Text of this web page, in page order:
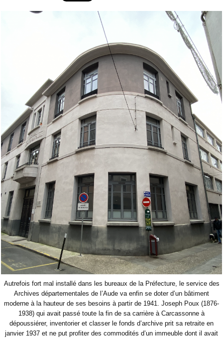
Autrefois fort mal installé dans les bureaux de la Préfecture, le service des
Archives départementales de l’Aude va enfin se doter d’un bâtiment
moderne à la hauteur de ses besoins à partir de 1941. Joseph Poux (1876-
1938) qui avait passé toute la fin de sa carrière à Carcassonne à
dépoussiérer, inventorier et classer le fonds d’archive prit sa retraite en
janvier 1937 et ne put profiter des commodités d’un immeuble dont il avait